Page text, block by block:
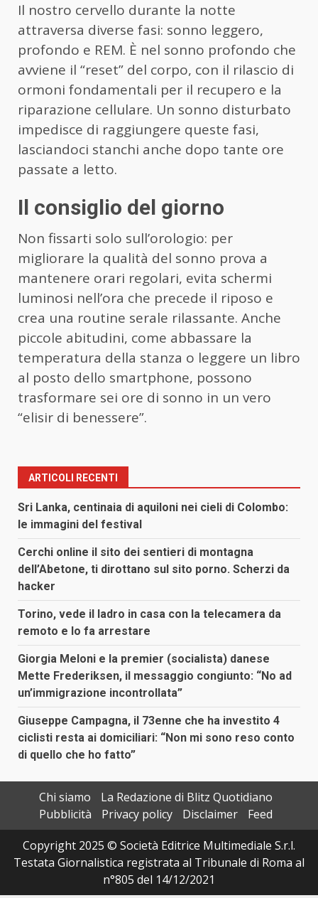
Il nostro cervello durante la notte
attraversa diverse fasi: sonno leggero,
profondo e REM. È nel sonno profondo che
avviene il “reset” del corpo, con il rilascio di
ormoni fondamentali per il recupero e la
riparazione cellulare. Un sonno disturbato
impedisce di raggiungere queste fasi,
lasciandoci stanchi anche dopo tante ore
passate a letto.
Il consiglio del giorno
Non fissarti solo sull’orologio: per
migliorare la qualità del sonno prova a
mantenere orari regolari, evita schermi
luminosi nell’ora che precede il riposo e
crea una routine serale rilassante. Anche
piccole abitudini, come abbassare la
temperatura della stanza o leggere un libro
al posto dello smartphone, possono
trasformare sei ore di sonno in un vero
“elisir di benessere”.
ARTICOLI RECENTI
Sri Lanka, centinaia di aquiloni nei cieli di Colombo:
le immagini del festival
Cerchi online il sito dei sentieri di montagna
dell’Abetone, ti dirottano sul sito porno. Scherzi da
hacker
Torino, vede il ladro in casa con la telecamera da
remoto e lo fa arrestare
Giorgia Meloni e la premier (socialista) danese
Mette Frederiksen, il messaggio congiunto: “No ad
un’immigrazione incontrollata”
Giuseppe Campagna, il 73enne che ha investito 4
ciclisti resta ai domiciliari: “Non mi sono reso conto
di quello che ho fatto”
Chi siamo
La Redazione di Blitz Quotidiano
Pubblicità
Privacy policy Disclaimer
Feed
Copyright 2025 © Società Editrice Multimediale S.r.l.
Testata Giornalistica registrata al Tribunale di Roma al
n°805 del 14/12/2021